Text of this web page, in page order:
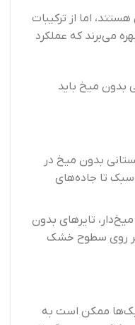
اما از ترکیبات
می‌برند که عملکرد
بدون میخ باید
بدون میخ در
سبک تا جاده‌های
تایرهای بدون
بر روی سطوح خشک
ممکن است به